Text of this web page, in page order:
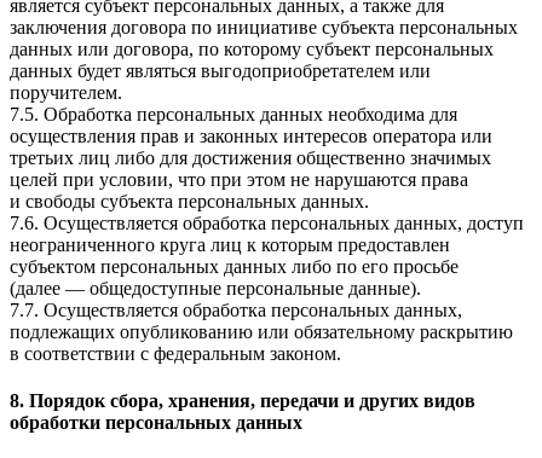
является субъект персональных данных, а также для
заключения договора по инициативе субъекта персональных
данных или договора, по которому субъект персональных
данных будет являться выгодоприобретателем или
поручителем.
7.5. Обработка персональных данных необходима для
осуществления прав и законных интересов оператора или
третьих лиц либо для достижения общественно значимых
целей при условии, что при этом не нарушаются права
и свободы субъекта персональных данных.
7.6. Осуществляется обработка персональных данных, доступ
неограниченного круга лиц к которым предоставлен
субъектом персональных данных либо по его просьбе
(далее — общедоступные персональные данные).
7.7. Осуществляется обработка персональных данных,
подлежащих опубликованию или обязательному раскрытию
в соответствии с федеральным законом.
8. Порядок сбора, хранения, передачи и других видов
обработки персональных данных